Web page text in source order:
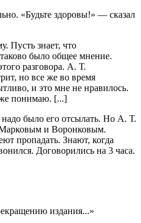
«Будьте здоровы!» — сказал
Пусть знает, что
было общее мнение.
разговора. А. Т.
но все же во время
и это мне не нравилось.
понимаю. [...]
было его отсылать. Но А. Т.
Марковым и Воронковым.
пропадать. Знают, когда
Договорились на 3 часа.
издания...»